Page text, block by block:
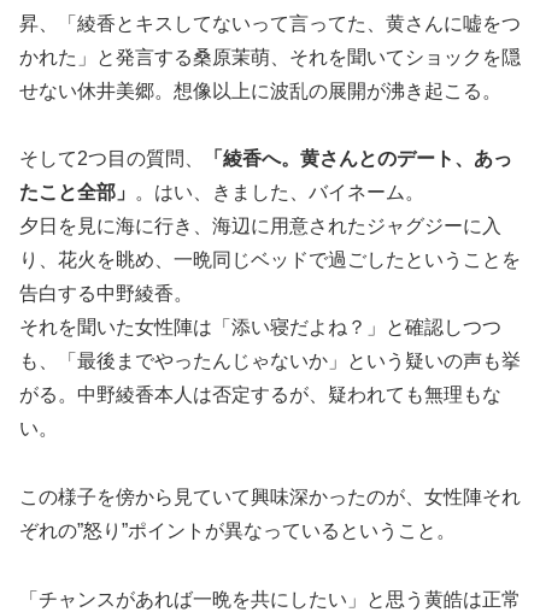
昇、「綾香とキスしてないって言ってた、黄さんに嘘をつ
かれた」と発言する桑原茉萌、それを聞いてショックを隠
せない休井美郷。想像以上に波乱の展開が沸き起こる。
そして2つ目の質問、
「綾香へ。黄さんとのデート、あっ
たこと全部」 。はい、きました、バイネーム。
夕日を見に海に行き、海辺に用意されたジャグジーに入
り、花火を眺め、一晩同じベッドで過ごしたということを
告白する中野綾香。
それを聞いた女性陣は「添い寝だよね？」と確認しつつ
も、「最後までやったんじゃないか」という疑いの声も挙
がる。中野綾香本人は否定するが、疑われても無理もな
い。
この様子を傍から見ていて興味深かったのが、女性陣それ
ぞれの”怒り”ポイントが異なっているということ。
「チャンスがあれば一晩を共にしたい」と思う黄皓は正常